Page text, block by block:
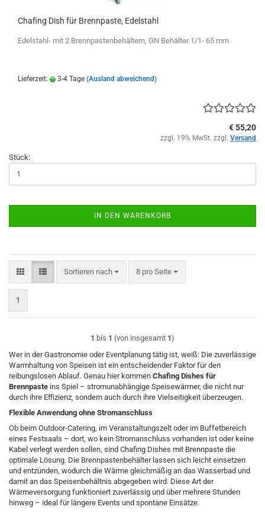
Chafing Dish für Brennpaste, Edelstahl
Edelstahl- mit 2 Brennpastenbehältern, GN Behälter 1/1- 65 mm
Lieferzeit: 3-4 Tage (Ausland abweichend)
€ 55,20
zzgl. 19% MwSt. zzgl. Versand
Stück:
IN DEN WARENKORB
Sortieren nach
Sortieren nach 8 pro Seite
pro Seite
1
1 bis 1 (von insgesamt 1)
Wer in der Gastronomie oder Eventplanung tätig ist, weiß: Die zuverlässige
Warmhaltung von Speisen ist ein entscheidender Faktor für den
reibungslosen Ablauf. Genau hier kommen Chafing Dishes für
Brennpaste ins Spiel – stromunabhängige Speisewärmer, die nicht nur
durch ihre Effizienz, sondern auch durch ihre Vielseitigkeit überzeugen.
Flexible Anwendung ohne Stromanschluss
Ob beim Outdoor-Catering, im Veranstaltungszelt oder im Buffetbereich
eines Festsaals – dort, wo kein Stromanschluss vorhanden ist oder keine
Kabel verlegt werden sollen, sind Chafing Dishes mit Brennpaste die
optimale Lösung. Die Brennpastenbehälter lassen sich leicht einsetzen
und entzünden, wodurch die Wärme gleichmäßig an das Wasserbad und
damit an das Speisenbehältnis abgegeben wird. Diese Art der
Wärmeversorgung funktioniert zuverlässig und über mehrere Stunden
hinweg – ideal für längere Events und spontane Einsätze.